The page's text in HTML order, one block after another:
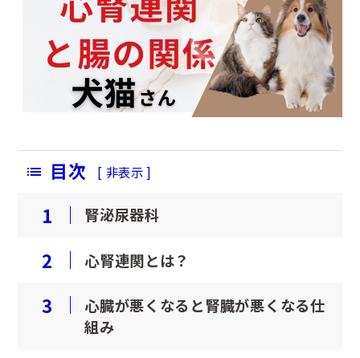
横浜鶴ヶ峰院
吉川美南院
整形外科
目次 [ 非表示]
1 腎泌尿器科
2 心腎連関とは？
3
心臓が悪くなると腎臓が悪くなる仕
組み